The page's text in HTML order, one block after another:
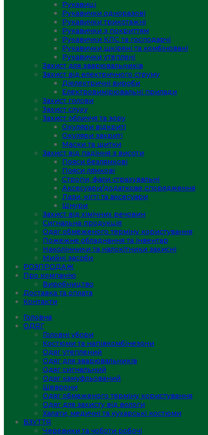
Рукавиці
Рукавички одноразові
Рукавички трикотажні
Рукавички з покриттям
Рукавички КЛС та господарчі
Рукавички шкіряні та комбіновані
Рукавички утеплені
Захист для зварювальників
Захист від електричного струму
Діелектричні вироби
Електровимірювальні прилади
Захист голови
Захист слуху
Захист обличчя та зору
Окуляри відкриті
Окуляри закриті
Маски та щитки
Захист від падіння з висоти
Пояси безлямкові
Пояси лямкові
Стропи, фали страхувальні
Аксесуари/додаткове спорядження
Лази, кігті та аксесуари
Шнури
Захист від хімічних речовин
Сигнальна продукція
Одяг обмеженого терміну користування
Пожежне обладнання та інвентар
Наколінники та налокітники захисні
Мийні засоби
РОЗПРОДАЖ
Про компанію
Виробництво
Доставка та оплата
Контакти
Головна
ОДЯГ
Головні убори
Костюми та напівкомбінезони
Одяг утеплений
Одяг для зварювальників
Одяг сигнальний
Одяг камуфльований
Шеврони
Одяг обмеженого терміну користування
Одяг для захисту від вологи
Халати, медичні та кухарські костюми
ВЗУТТЯ
Черевики та чоботи робочі